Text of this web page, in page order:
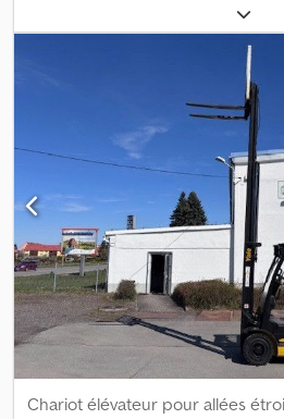
, type de carburant:
construction:3 200 mm, type
cabine, protecteur de
immédiatement Crsdpsyd T Hdjfx Ah Ssf
Chariot élévateur pour allées